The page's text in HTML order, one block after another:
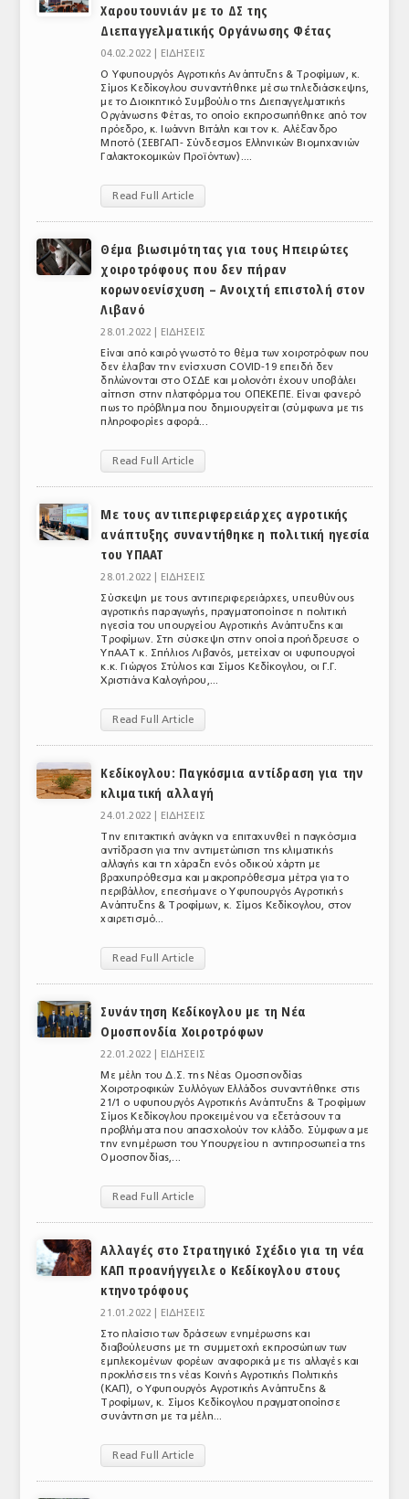
Χαρουτουνιάν με το ΔΣ της
Διεπαγγελματικής Οργάνωσης Φέτας
04.02.2022 |
ΕΙΔΗΣΕΙΣ
Ο Υφυπουργός Αγροτικής Ανάπτυξης & Τροφίμων, κ.
Σίμος Κεδίκογλου συναντήθηκε μέσω τηλεδιάσκεψης,
με το Διοικητικό Συμβούλιο της Διεπαγγελματικής
Οργάνωσης Φέτας, το οποίο εκπροσωπήθηκε από τον
πρόεδρο, κ. Ιωάννη Βιτάλη και τον κ. Αλέξανδρο
Μποτό (ΣΕΒΓΑΠ- Σύνδεσμος Ελληνικών Βιομηχανιών
Γαλακτοκομικών Προϊόντων)....
Read Full Article
Θέμα βιωσιμότητας για τους Ηπειρώτες
χοιροτρόφους που δεν πήραν
κορωνοενίσχυση – Aνοιχτή επιστολή στον
Λιβανό
28.01.2022 |
ΕΙΔΗΣΕΙΣ
Είναι από καιρό γνωστό το θέμα των χοιροτρόφων που
δεν έλαβαν την ενίσχυση COVID-19 επειδή δεν
δηλώνονται στο ΟΣΔΕ και μολονότι έχουν υποβάλει
αίτηση στην πλατφόρμα του ΟΠΕΚΕΠΕ. Είναι φανερό
πως το πρόβλημα που δημιουργείται (σύμφωνα με τις
πληροφορίες αφορά...
Read Full Article
Με τους αντιπεριφερειάρχες αγροτικής
ανάπτυξης συναντήθηκε η πολιτική ηγεσία
του ΥΠΑΑΤ
28.01.2022 |
ΕΙΔΗΣΕΙΣ
Σύσκεψη με τους αντιπεριφερειάρχες, υπευθύνους
αγροτικής παραγωγής, πραγματοποίησε η πολιτική
ηγεσία του υπουργείου Αγροτικής Ανάπτυξης και
Τροφίμων. Στη σύσκεψη στην οποία προήδρευσε ο
ΥπΑΑΤ κ. Σπήλιος Λιβανός, μετείχαν οι υφυπουργοί
κ.κ. Γιώργος Στύλιος και Σίμος Κεδίκογλου, οι Γ.Γ.
Χριστιάνα Καλογήρου,...
Read Full Article
Κεδίκογλου: Παγκόσμια αντίδραση για την
κλιματική αλλαγή
24.01.2022 |
ΕΙΔΗΣΕΙΣ
Την επιτακτική ανάγκη να επιταχυνθεί η παγκόσμια
αντίδραση για την αντιμετώπιση της κλιματικής
αλλαγής και τη χάραξη ενός οδικού χάρτη με
βραχυπρόθεσμα και μακροπρόθεσμα μέτρα για το
περιβάλλον, επεσήμανε ο Υφυπουργός Αγροτικής
Ανάπτυξης & Τροφίμων, κ. Σίμος Κεδίκογλου, στον
χαιρετισμό...
Read Full Article
Συνάντηση Κεδίκογλου με τη Νέα
Ομοσπονδία Χοιροτρόφων
22.01.2022 |
ΕΙΔΗΣΕΙΣ
Με μέλη του Δ.Σ. της Νέας Ομοσπονδίας
Χοιροτροφικών Συλλόγων Ελλάδος συναντήθηκε στις
21/1 ο υφυπουργός Αγροτικής Ανάπτυξης & Τροφίμων
Σίμος Κεδίκογλου προκειμένου να εξετάσουν τα
προβλήματα που απασχολούν τον κλάδο. Σύμφωνα με
την ενημέρωση του Υπουργείου η αντιπροσωπεία της
Ομοσπονδίας,...
Read Full Article
Αλλαγές στο Στρατηγικό Σχέδιο για τη νέα
ΚΑΠ προανήγγειλε ο Κεδίκογλου στους
κτηνοτρόφους
21.01.2022 |
ΕΙΔΗΣΕΙΣ
Στο πλαίσιο των δράσεων ενημέρωσης και
διαβούλευσης με τη συμμετοχή εκπροσώπων των
εμπλεκομένων φορέων αναφορικά με τις αλλαγές και
προκλήσεις της νέας Κοινής Αγροτικής Πολιτικής
(ΚΑΠ), ο Υφυπουργός Αγροτικής Ανάπτυξης &
Τροφίμων, κ. Σίμος Κεδίκογλου πραγματοποίησε
συνάντηση με τα μέλη...
Read Full Article